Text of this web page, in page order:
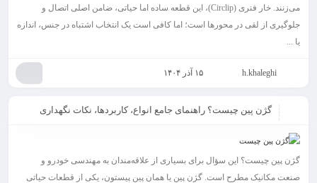
می‌زنند. خار فنری (Circlip)، این قطعه ساده اما حیاتی، ضامن اصلی اتصال و
جلوگیری از لقی در محورها است؛ اما کافی است یک انتخاب اشتباه در جنس، اندازه
یا ...
h.khaleghi ۱۵ آذر ۱۴۰۴
گژن پین چیست؟ راهنمای جامع انواع، کاربردها، نکات نگهداری
گژن پین چیست؟ این سؤال برای بسیاری از علاقه‌مندان به مهندسی خودرو و
صنعت مکانیک مطرح است. گژن پین یا همان پین پیستون، یکی از قطعات حیاتی